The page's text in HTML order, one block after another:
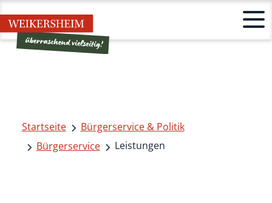
Startseite
Bürgerservice & Politik
Bürgerservice
Leistungen